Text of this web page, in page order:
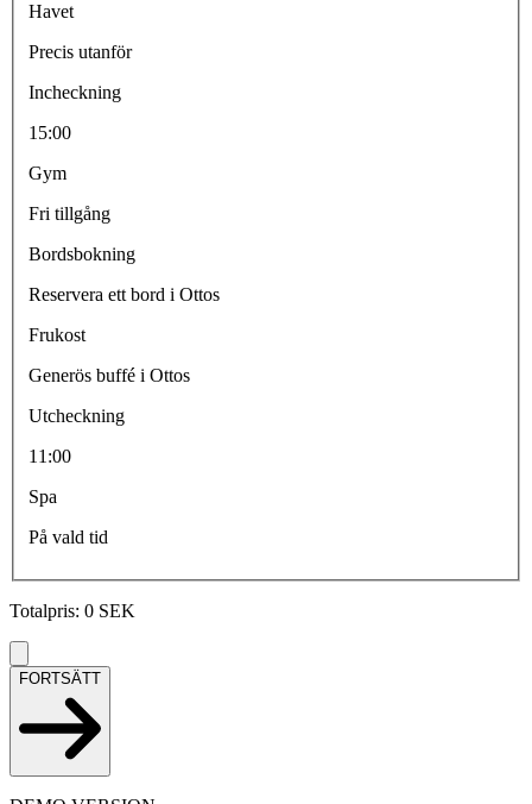
Havet
Precis utanför
Incheckning
15:00
Gym
Fri tillgång
Bordsbokning
Reservera ett bord i Ottos
Frukost
Generös buffé i Ottos
Utcheckning
11:00
Spa
På vald tid
Totalpris: 0 SEK
FORTSÄTT